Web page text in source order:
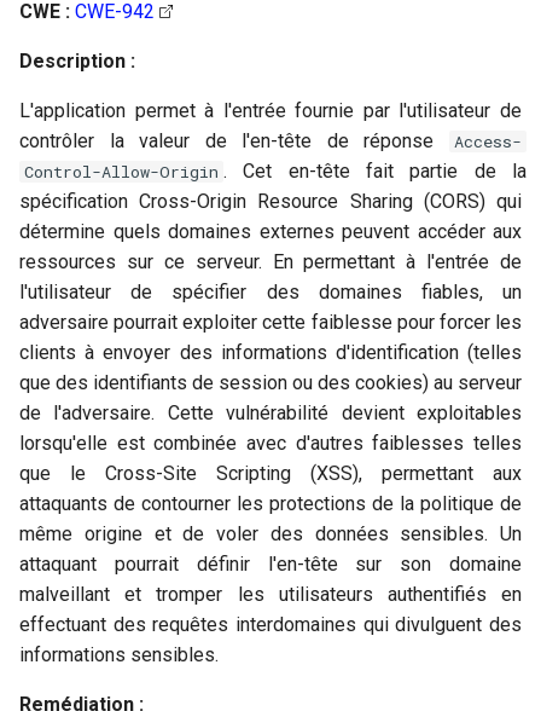
i
o
n
d
l
r
e
c
h
e
r
h
Intégration avec des tiers
Suppression de données
Inventaire de la chaîne
d'approvisionnement
SBOM
Protection du Poste
Conformité
Gestion d'actifs
Audit
Jenkins
Terminologie
FAQs
CWE : CWE-942
Description :
L'application permet à l'entrée fournie par l'utilisateur de
contrôler la valeur de l'en-tête de réponse
Access-
Control-Allow-Origin . Cet en-tête fait partie de la
spécification Cross-Origin Resource Sharing (CORS) qui
détermine quels domaines externes peuvent accéder aux
ressources sur ce serveur. En permettant à l'entrée de
l'utilisateur de spécifier des domaines fiables, un
adversaire pourrait exploiter cette faiblesse pour forcer les
clients à envoyer des informations d'identification (telles
que des identifiants de session ou des cookies) au serveur
de l'adversaire. Cette vulnérabilité devient exploitables
lorsqu'elle est combinée avec d'autres faiblesses telles
que le Cross-Site Scripting (XSS), permettant aux
attaquants de contourner les protections de la politique de
même origine et de voler des données sensibles. Un
attaquant pourrait définir l'en-tête sur son domaine
malveillant et tromper les utilisateurs authentifiés en
effectuant des requêtes interdomaines qui divulguent des
informations sensibles.
Remédiation :